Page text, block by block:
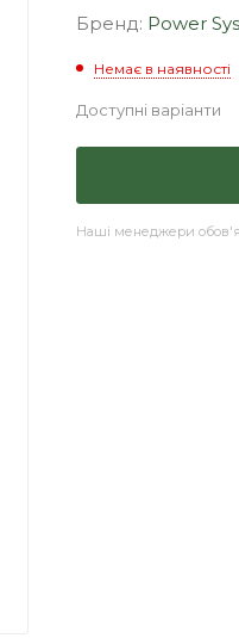
Бренд: Power
Немає в наявності
Доступні варіанти
Наші менеджери